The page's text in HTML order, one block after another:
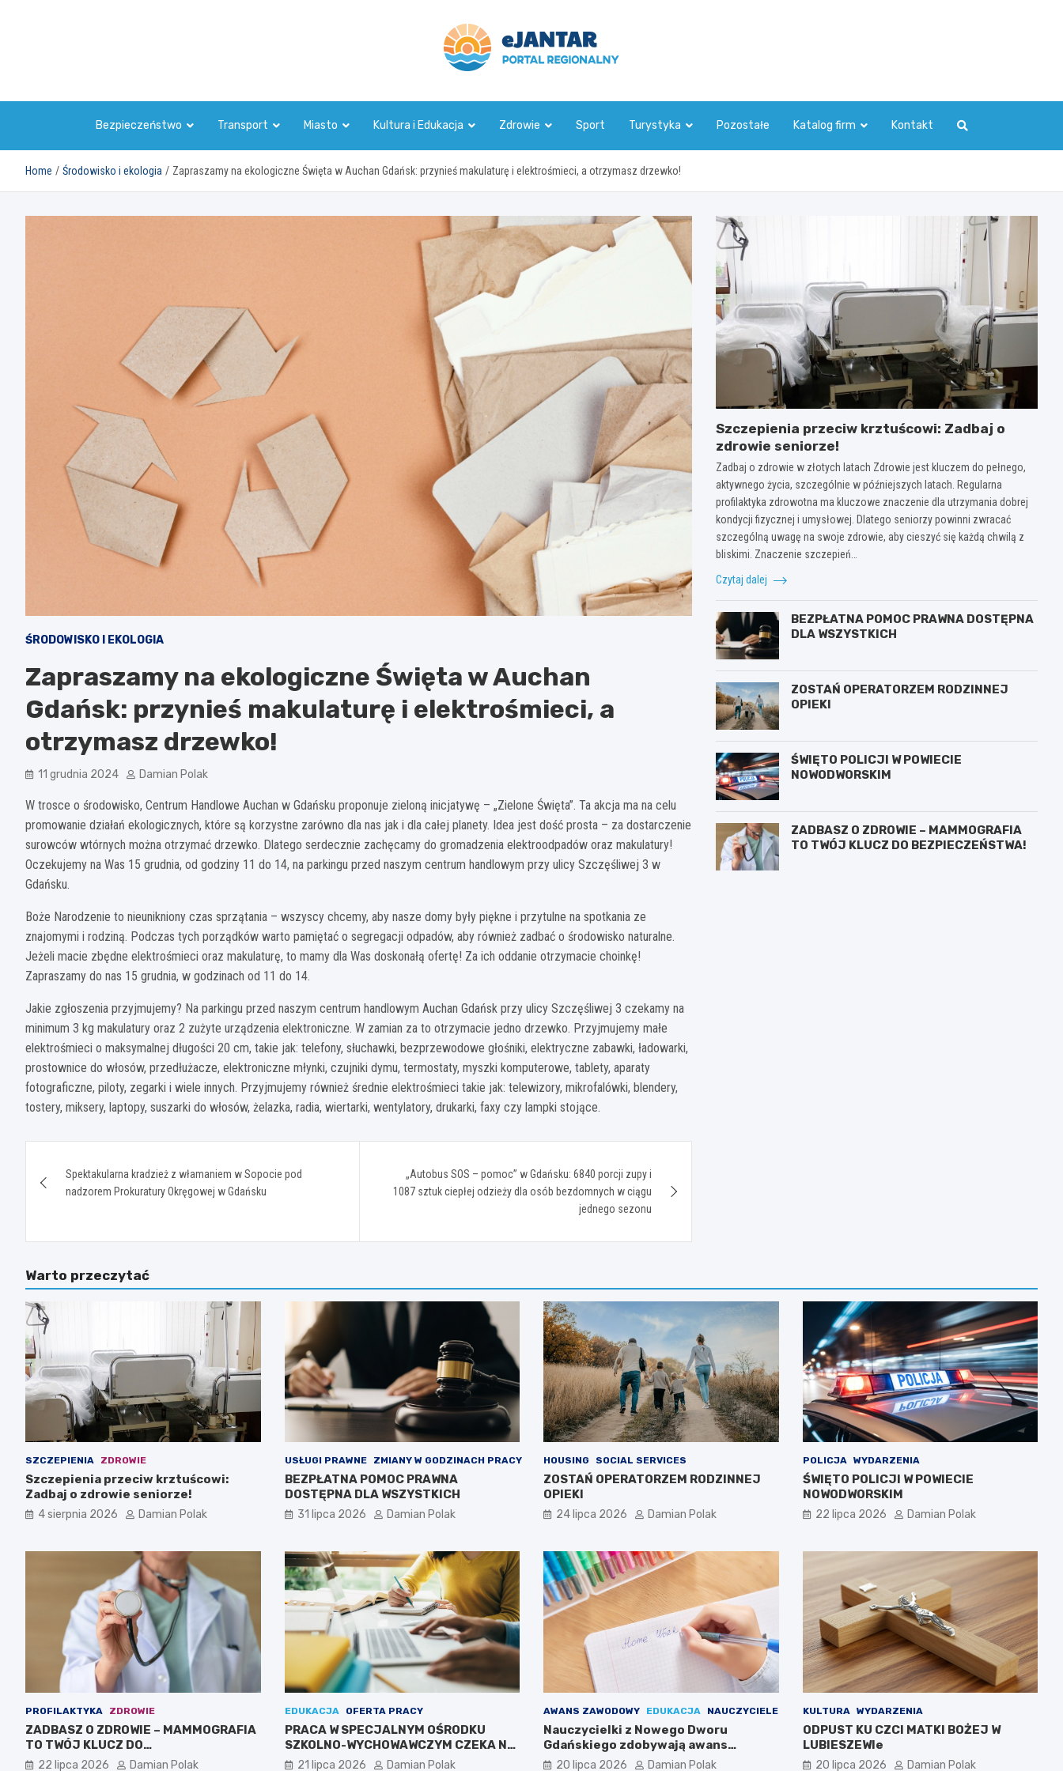
ejantar.pl
Bezpieczeństwo Transport Miasto Kultura i Edukacja Zdrowie Sport Turystyka Pozostałe Katalog firm Kontakt
Home Środowisko i ekologia Zapraszamy na ekologiczne Święta w Auchan Gdańsk: przynieś makulaturę i elektrośmieci, a otrzymasz drzewko!
ŚRODOWISKO I EKOLOGIA
Zapraszamy na ekologiczne Święta w Auchan
Gdańsk: przynieś makulaturę i elektrośmieci, a
otrzymasz drzewko!
11 grudnia 2024 Damian Polak
W trosce o środowisko, Centrum Handlowe Auchan w Gdańsku proponuje zieloną inicjatywę – „Zielone Święta”. Ta akcja ma na celu
promowanie działań ekologicznych, które są korzystne zarówno dla nas jak i dla całej planety. Idea jest dość prosta – za dostarczenie
surowców wtórnych można otrzymać drzewko. Dlatego serdecznie zachęcamy do gromadzenia elektroodpadów oraz makulatury!
Oczekujemy na Was 15 grudnia, od godziny 11 do 14, na parkingu przed naszym centrum handlowym przy ulicy Szczęśliwej 3 w
Gdańsku.
Boże Narodzenie to nieunikniony czas sprzątania – wszyscy chcemy, aby nasze domy były piękne i przytulne na spotkania ze
znajomymi i rodziną. Podczas tych porządków warto pamiętać o segregacji odpadów, aby również zadbać o środowisko naturalne.
Jeżeli macie zbędne elektrośmieci oraz makulaturę, to mamy dla Was doskonałą ofertę! Za ich oddanie otrzymacie choinkę!
Zapraszamy do nas 15 grudnia, w godzinach od 11 do 14.
Jakie zgłoszenia przyjmujemy? Na parkingu przed naszym centrum handlowym Auchan Gdańsk przy ulicy Szczęśliwej 3 czekamy na
minimum 3 kg makulatury oraz 2 zużyte urządzenia elektroniczne. W zamian za to otrzymacie jedno drzewko. Przyjmujemy małe
elektrośmieci o maksymalnej długości 20 cm, takie jak: telefony, słuchawki, bezprzewodowe głośniki, elektryczne zabawki, ładowarki,
prostownice do włosów, przedłużacze, elektroniczne młynki, czujniki dymu, termostaty, myszki komputerowe, tablety, aparaty
fotograficzne, piloty, zegarki i wiele innych. Przyjmujemy również średnie elektrośmieci takie jak: telewizory, mikrofalówki, blendery,
tostery, miksery, laptopy, suszarki do włosów, żelazka, radia, wiertarki, wentylatory, drukarki, faxy czy lampki stojące.
wpisu
Spektakularna kradzież z włamaniem w Sopocie pod
nadzorem Prokuratury Okręgowej w Gdańsku
„Autobus SOS – pomoc” w Gdańsku: 6840 porcji zupy i
1087 sztuk ciepłej odzieży dla osób bezdomnych w ciągu
jednego sezonu
Szczepienia przeciw krztuścowi: Zadbaj o
zdrowie seniorze!
Zadbaj o zdrowie w złotych latach Zdrowie jest kluczem do pełnego,
aktywnego życia, szczególnie w późniejszych latach. Regularna
profilaktyka zdrowotna ma kluczowe znaczenie dla utrzymania dobrej
kondycji fizycznej i umysłowej. Dlatego seniorzy powinni zwracać
szczególną uwagę na swoje zdrowie, aby cieszyć się każdą chwilą z
bliskimi. Znaczenie szczepień…
Czytaj dalej
BEZPŁATNA POMOC PRAWNA DOSTĘPNA
DLA WSZYSTKICH
ZOSTAŃ OPERATORZEM RODZINNEJ
OPIEKI
ŚWIĘTO POLICJI W POWIECIE
NOWODWORSKIM
ZADBASZ O ZDROWIE – MAMMOGRAFIA
TO TWÓJ KLUCZ DO BEZPIECZEŃSTWA!
Warto przeczytać
SZCZEPIENIA ZDROWIE
Szczepienia przeciw krztuścowi:
Zadbaj o zdrowie seniorze!
4 sierpnia 2026 Damian Polak
USŁUGI PRAWNE ZMIANY W GODZINACH PRACY
BEZPŁATNA POMOC PRAWNA
DOSTĘPNA DLA WSZYSTKICH
31 lipca 2026 Damian Polak
HOUSING SOCIAL SERVICES
ZOSTAŃ OPERATORZEM RODZINNEJ
OPIEKI
24 lipca 2026 Damian Polak
POLICJA WYDARZENIA
ŚWIĘTO POLICJI W POWIECIE
NOWODWORSKIM
22 lipca 2026 Damian Polak
PROFILAKTYKA ZDROWIE
ZADBASZ O ZDROWIE – MAMMOGRAFIA
TO TWÓJ KLUCZ DO
BEZPIECZEŃSTWA!
22 lipca 2026 Damian Polak
EDUKACJA OFERTA PRACY
PRACA W SPECJALNYM OŚRODKU
SZKOLNO-WYCHOWAWCZYM CZEKA NA
CIEBIE!
21 lipca 2026 Damian Polak
AWANS ZAWODOWY EDUKACJA NAUCZYCIELE
Nauczycielki z Nowego Dworu
Gdańskiego zdobywają awans
zawodowy
20 lipca 2026 Damian Polak
KULTURA WYDARZENIA
ODPUST KU CZCI MATKI BOŻEJ W
LUBIESZEWIe
20 lipca 2026 Damian Polak